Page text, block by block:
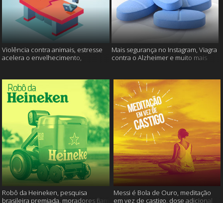
Violência contra animais, estresse
acelera o envelhecimento,
Mais segurança no Instagram, Viagra
contra o Alzheimer e muito mais
Robô da Heineken, pesquisa
brasileira premiada, moradores ficam
Messi é Bola de Ouro, meditação
em vez de castigo, dose adicional